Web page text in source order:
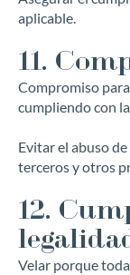
¿Te
Nombre*
aplicable.
11.
Compromiso
cumpliendo con
Evitar el abuso
terceros y otros
12.
Velar porque